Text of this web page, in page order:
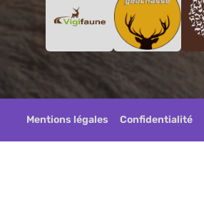
Mentions légales Confidentialité